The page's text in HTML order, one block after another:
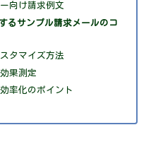
向け請求例文
るサンプル請求メールのコ
タマイズ方法
果測定
率化のポイント